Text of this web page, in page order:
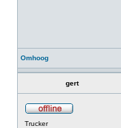
Omhoog
gert
Trucker